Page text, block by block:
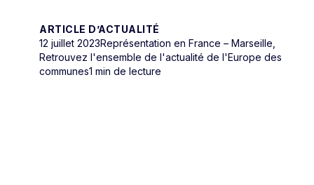
ARTICLE D’ACTUALITÉ
12 juillet 2023Représentation en France – Marseille,
Retrouvez l'ensemble de l'actualité de l'Europe des
communes1 min de lecture